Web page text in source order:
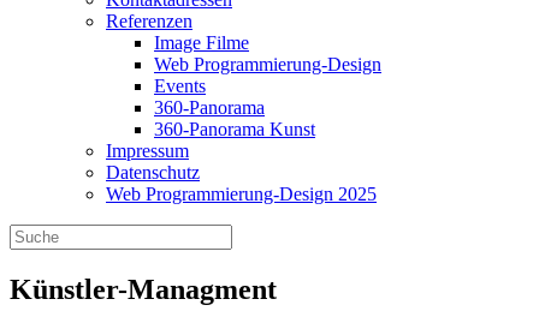
Referenzen
Image Filme
Web Programmierung-Design
Events
360-Panorama
360-Panorama Kunst
Impressum
Datenschutz
Web Programmierung-Design 2025
Künstler-Managment